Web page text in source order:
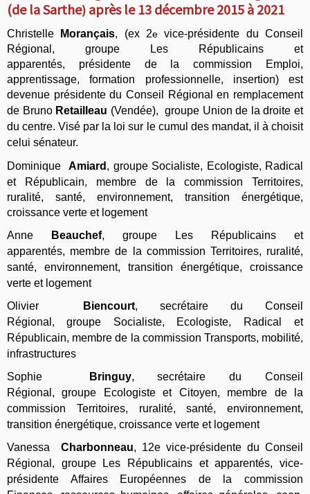
(de la Sarthe) après le 13 décembre 2015 à 2021
Christelle Morançais, (ex 2e vice-présidente du Conseil
Régional,
groupe
Les Républicains et
apparentés, présidente de la commission Emploi,
apprentissage, formation professionnelle, insertion) est
devenue présidente du Conseil Régional en remplacement
de Bruno Retailleau (Vendée), groupe Union de la droite et
du centre. Visé par la loi sur le cumul des mandat, il à choisit
celui sénateur.
Dominique Amiard , groupe Socialiste, Ecologiste, Radical
et Républicain, membre de la commission Territoires,
ruralité, santé, environnement, transition énergétique,
croissance verte et logement
Anne
Beauchef,groupe
Les Républicains et
apparentés, membre de la commission Territoires, ruralité,
santé, environnement, transition énergétique, croissance
verte et logement
Olivier
Biencourt, secrétaire du Conseil
Régional,
groupe Socialiste, Ecologiste, Radical et
Républicain, membre de la commission Transports, mobilité,
infrastructures
Sophie
Bringuy, secrétaire du Conseil
Régional, groupe
Ecologiste et Citoyen, membre de la
commission Territoires, ruralité, santé, environnement,
transition énergétique, croissance verte et logement
Vanessa Charbonneau, 12e vice-présidente du Conseil
Régional, groupe Les Républicains et apparentés,vice-
présidente Affaires Européennes de la commission